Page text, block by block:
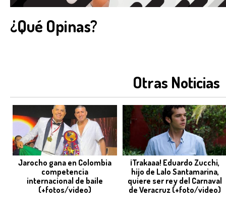
¿Qué Opinas?
Otras Noticias
Jarocho gana en Colombia
competencia
internacional de baile
(+fotos/video)
¡Trakaaa! Eduardo Zucchi,
hijo de Lalo Santamarina,
quiere ser rey del Carnaval
de Veracruz (+foto/video)